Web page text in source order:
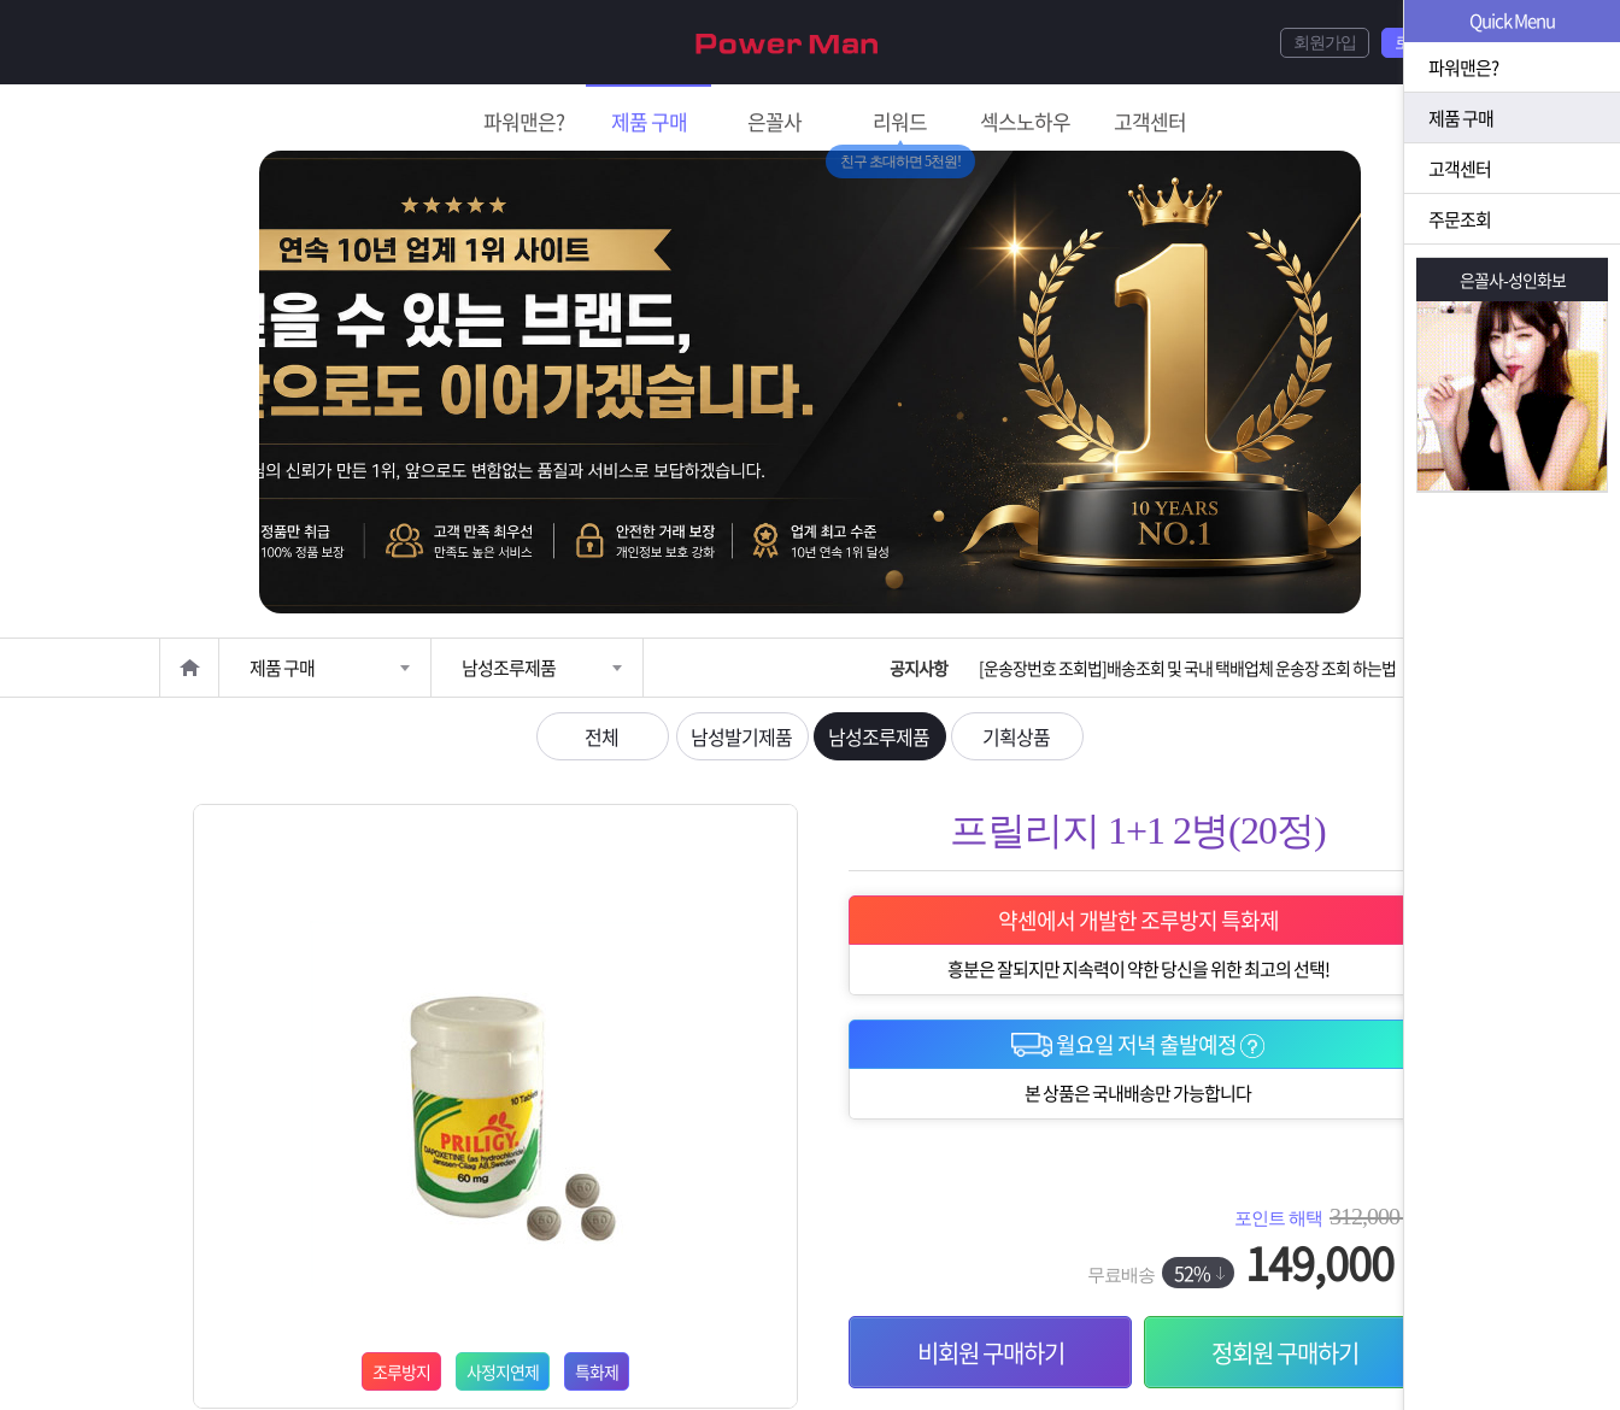
파워맨은? 제품 구매 은꼴사 리워드
친구 초대하면 5천원!
섹스노하우 고객센터
회원가입 로그인
그
제품 구매 남성조루제품 공지사항
입금확인이 안되는 상황을 대비해 꼭 입금후 고객센터 연락바랍니다.
[2026구정 연휴]설 연휴 배송 및 휴무 안내
[운송장번호 조회법]배송조회 및 국내 택배업체 운송장 조회 하는법
[ios앱 오픈]아이폰 고객 앱설치 가능합니다.
입금확인이 안되는 상황을 대비해 꼭 입금후 고객센터 연락바랍니다.
[2026구정 연휴]설 연휴 배송 및 휴무 안내
전체 남성발기제품 남성조루제품 기획상품
조루방지 사정지연제 특화제
프릴리지 1+1 2병(20정)
약센에서 개발한 조루방지 특화제
흥분은 잘되지만 지속력이 약한 당신을 위한 최고의 선택!
월요일 저녁 출발예정
본 상품은 국내배송만 가능합니다
포인트 해택 312,000
무료배송 52% 149,000
비회원 구매하기 정회원 구매하기
Quick Menu
파워맨은?
제품 구매
고객센터
주문조회
은꼴사-성인화보 은꼴사-성인화보